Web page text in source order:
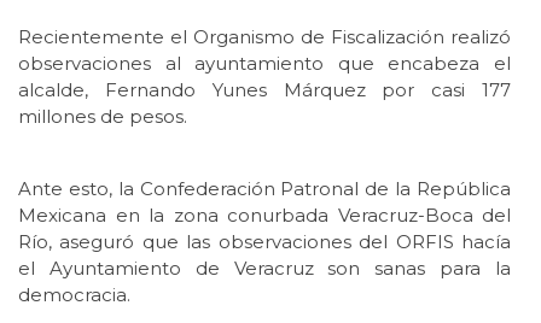
Recientemente el Organismo de Fiscalización realizó
observaciones al ayuntamiento que encabeza el
alcalde, Fernando Yunes Márquez por casi 177
millones de pesos.
Ante esto, la Confederación Patronal de la República
Mexicana en la zona conurbada Veracruz-Boca del
Río, aseguró que las observaciones del ORFIS hacía
el Ayuntamiento de Veracruz son sanas para la
democracia.